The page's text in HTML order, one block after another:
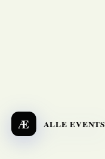
Æ ALLE EVENTS